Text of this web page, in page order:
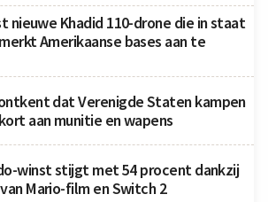
nieuwe Khadid 110-drone die in staat
Amerikaanse bases aan te
dat Verenigde Staten kampen
aan munitie en wapens
winst stijgt met 54 procent dankzij
Mario-film en Switch 2